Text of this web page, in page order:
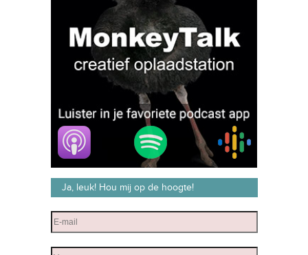
Ja, leuk! Hou mij op de hoogte!